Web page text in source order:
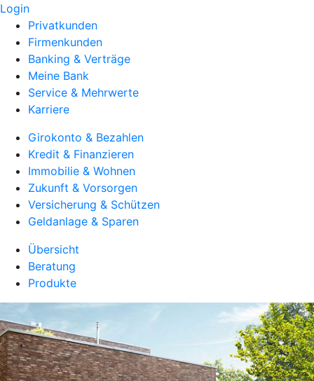
Login
Privatkunden
Firmenkunden
Banking & Verträge
Meine Bank
Service & Mehrwerte
Karriere
Girokonto & Bezahlen
Kredit & Finanzieren
Immobilie & Wohnen
Zukunft & Vorsorgen
Versicherung & Schützen
Geldanlage & Sparen
Übersicht
Beratung
Produkte